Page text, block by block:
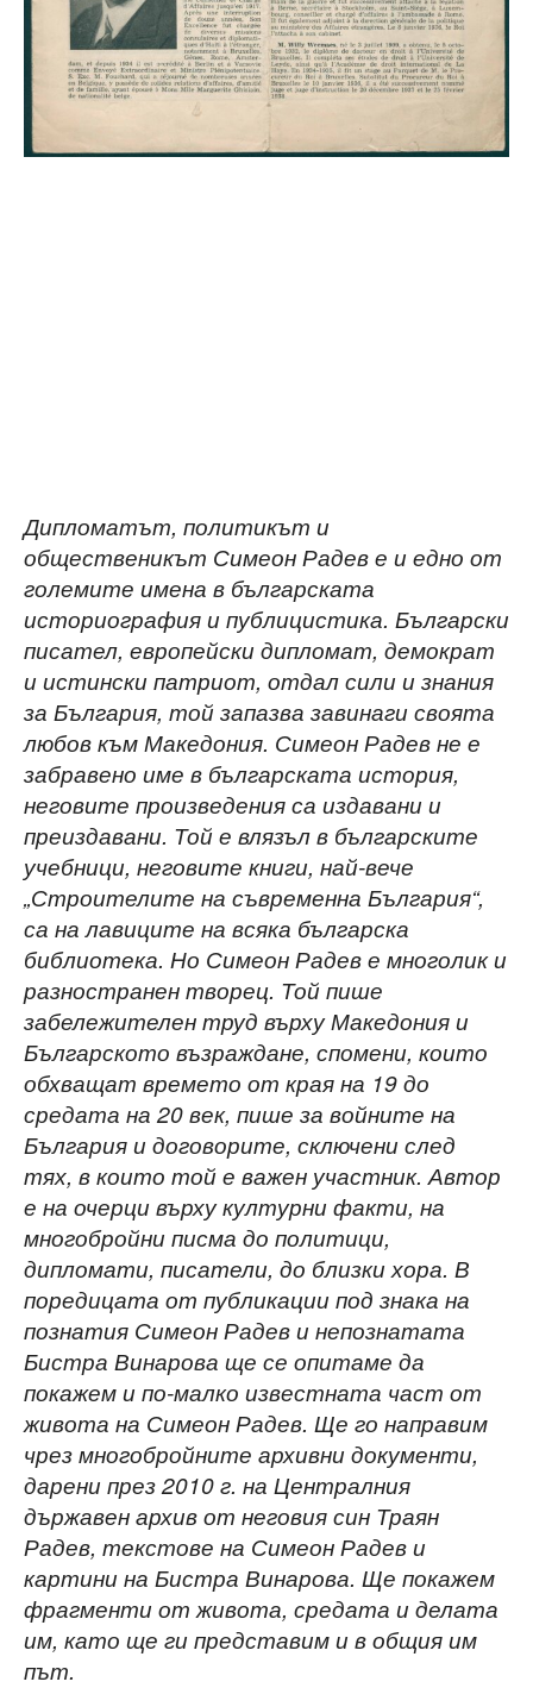
Дипломатът, политикът и
общественикът Симеон Радев е и едно от
големите имена в българската
историография и публицистика. Български
писател, европейски дипломат, демократ
и истински патриот, отдал сили и знания
за България, той запазва завинаги своята
любов към Македония. Симеон Радев не е
забравено име в българската история,
неговите произведения са издавани и
преиздавани. Той е влязъл в българските
учебници, неговите книги, най-вече
„Строителите на съвременна България“,
са на лавиците на всяка българска
библиотека. Но Симеон Радев е многолик и
разностранен творец. Той пише
забележителен труд върху Македония и
Българското възраждане, спомени, които
обхващат времето от края на 19 до
средата на 20 век, пише за войните на
България и договорите, сключени след
тях, в които той е важен участник. Автор
е на очерци върху културни факти, на
многобройни писма до политици,
дипломати, писатели, до близки хора. В
поредицата от публикации под знака на
познатия Симеон Радев и непознатата
Бистра Винарова ще се опитаме да
покажем и по-малко известната част от
живота на Симеон Радев. Ще го направим
чрез многобройните архивни документи,
дарени през 2010 г. на Централния
държавен архив от неговия син Траян
Радев, текстове на Симеон Радев и
картини на Бистра Винарова. Ще покажем
фрагменти от живота, средата и делата
им, като ще ги представим и в общия им
път.